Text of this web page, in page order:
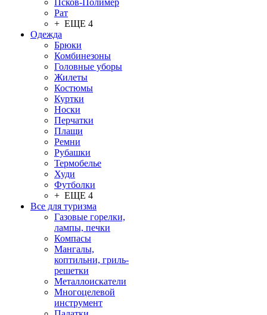
Псков-Полимер
Рат
+ ЕЩЕ 4
Одежда
Брюки
Комбинезоны
Головные уборы
Жилеты
Костюмы
Куртки
Носки
Перчатки
Плащи
Ремни
Рубашки
Термобелье
Худи
Футболки
+ ЕЩЕ 4
Все для туризма
Газовые горелки,
лампы, печки
Компасы
Мангалы,
коптильни, гриль-
решетки
Металлоискатели
Многоцелевой
инструмент